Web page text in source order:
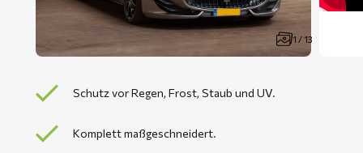
1 / 13
Schutz vor Regen, Frost, Staub und UV.
Komplett maßgeschneidert.